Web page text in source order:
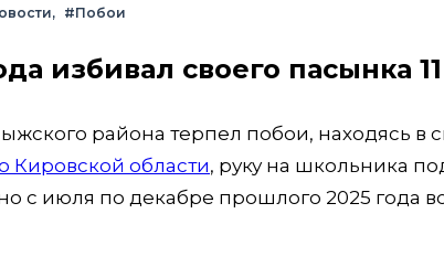
#Побои
избивал своего пасынка
района терпел побои, находясь в
Кировской области, руку на школьника
с июля по декабре прошлого 2025 года